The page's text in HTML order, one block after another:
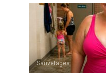
Sauvetages